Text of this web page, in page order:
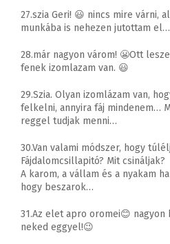
27.szia Geri! 😃 nincs mire várni,
munkába is nehezen jutottam
28.már nagyon várom! 😬Ott
fenek izomlazam van. 😃
29.Szia. Olyan izomlázam van,
felkelni, annyira fáj mindenem…
reggel tudjak menni…
30.Van valami módszer, hogy
Fájdalomcsillapitó? Mit csináljak?
A karom, a vállam és a nyakam
hogy beszarok…
31.Az elet apro oromei😊
neked eggyel!😉